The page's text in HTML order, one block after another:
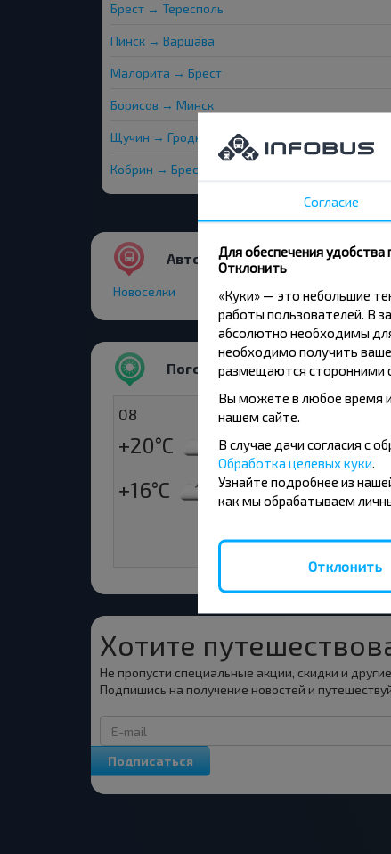
Брест → Тересполь
Пинск → Варшава
Малорита → Брест
Борисов → Минск
Щучин → Гродно
Кобрин → Брест
Автовокзалы и остановки
Новоселки
Погода
08
+20°C День
+16°C
09
+17°C
+23°C
+17°C
Хотите
Не пропусти специальные акции, скидки и
Подпишись на получение новостей и
Подписаться
Согласие
Для обеспечения
Отклонить
«Куки» — это небольшие
работы пользователей. В
абсолютно необходимы
необходимо получить
размещаются сторонними
Вы можете в любое время
нашем сайте.
В случае дачи согласия с
Обработка целевых куки
Узнайте подробнее из
как мы обрабатываем
Отклонить